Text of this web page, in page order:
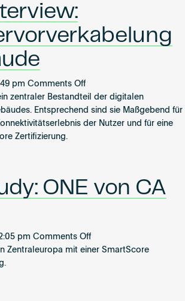
pm Comments Offon
Tech-
Interview:
Glasfaservorverkabelung
zentraler Bestandteil der digitalen
Entsprechend sind sie Maßgebend für
der Nutzer und für eine
Zertifizierung.
ONE von CA
pm Comments Offon
Case
Zentraleuropa mit einer SmartScore